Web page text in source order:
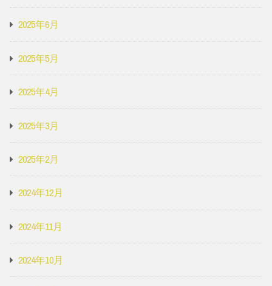
2025年6月
2025年5月
2025年4月
2025年3月
2025年2月
2024年12月
2024年11月
2024年10月